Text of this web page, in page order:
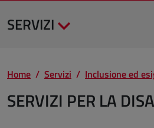
SERVIZI
Home Servizi Inclusione ed
SERVIZI PER LA